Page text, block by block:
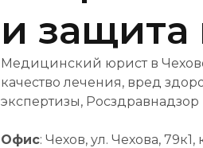
и защита
Медицинский юрист в
качество лечения, вред
экспертизы, Росздравнадзор
Офис: Чехов, ул. Чехова, 79к1,